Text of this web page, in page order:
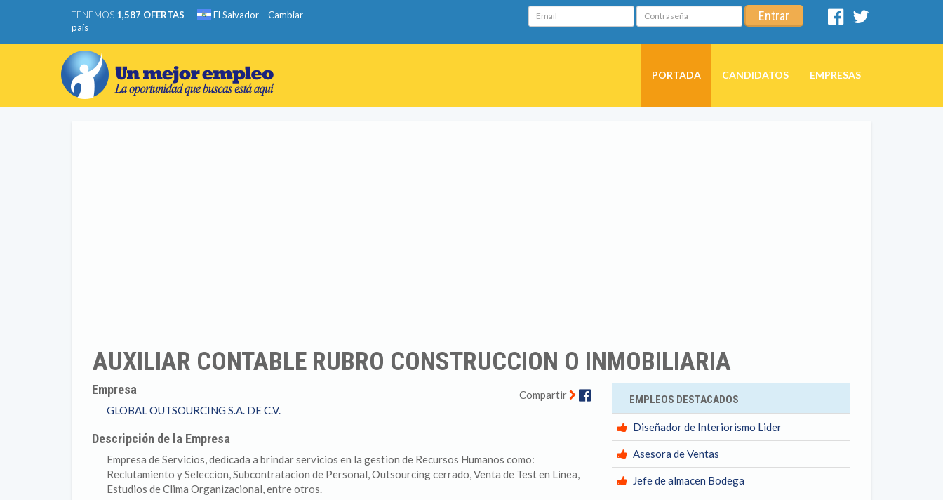
TENEMOS 1,587 OFERTAS El Salvador
Cambiar
país
Email Contraseña Entrar
Facebook
PORTADA CANDIDATOS EMPRESAS
AUXILIAR CONTABLE RUBRO CONSTRUCCION O INMOBILIARIA
Compartir Facebook
Empresa
GLOBAL OUTSOURCING S.A. DE C.V.
Descripción de la Empresa
Empresa de Servicios, dedicada a brindar servicios en la gestion de Recursos Humanos como:
Reclutamiento y Seleccion, Subcontratacion de Personal, Outsourcing cerrado, Venta de Test en Linea,
Estudios de Clima Organizacional, entre otros.
EMPLEOS DESTACADOS
Diseñador de Interiorismo Lider
Asesora de Ventas
Jefe de almacen Bodega